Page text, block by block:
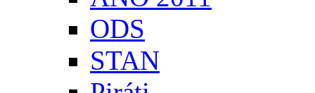
ODS
STAN